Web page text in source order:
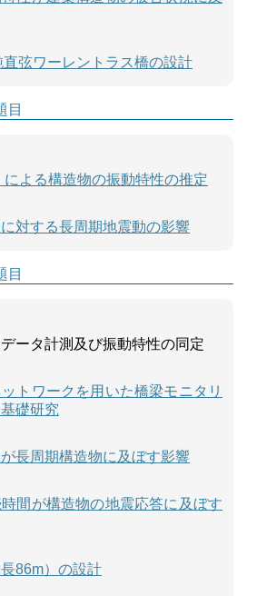
弦ワーレントラス橋の設計
目
による構造物の振動特性の推定
対する長周期地震動の影響
目
ータ計測及び振動特性の同定
トワークを用いた橋梁モニタリ
礎研究
長周期構造物に及ぼす影響
間が構造物の地震応答に及ぼす
86m）の設計